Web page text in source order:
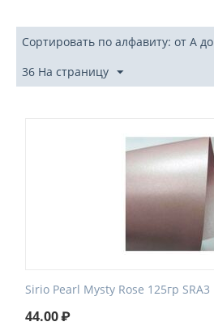
Сортировать по алфавиту: от А
36 На страницу
Sirio Pearl Mysty Rose 125гр SRA3
44.00₽